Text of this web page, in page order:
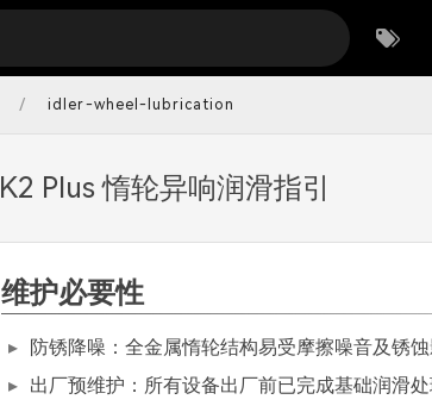
/ idler-wheel-lubrication
K2 Plus 惰轮异响润滑指引
维护必要性
防锈降噪：全金属惰轮结构易受摩擦噪音及锈
出厂预维护：所有设备出厂前已完成基础润滑处